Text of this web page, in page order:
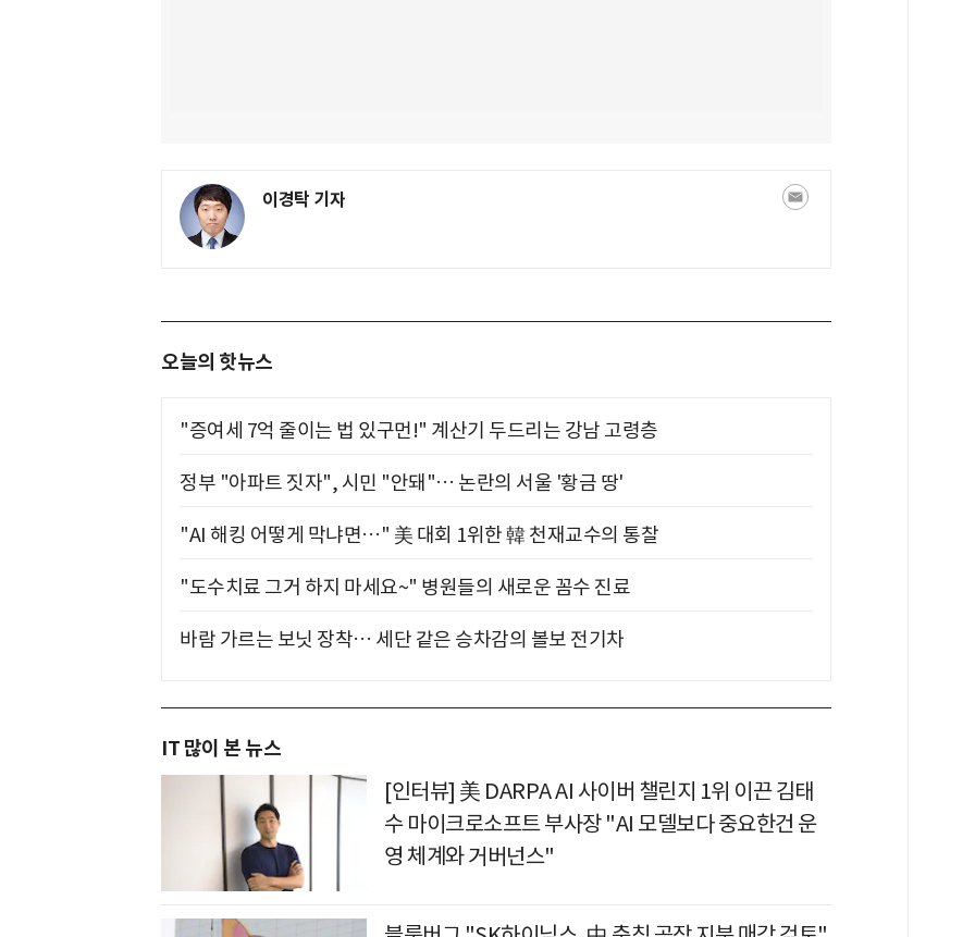
이경탁 기자
오늘의 핫뉴스
"증여세 7억 줄이는 법 있구먼!" 계산기 두드리는 강남 고령층
정부 "아파트 짓자", 시민 "안돼"… 논란의 서울 '황금 땅'
"AI 해킹 어떻게 막냐면…" 美 대회 1위한 韓 천재교수의 통찰
"도수치료 그거 하지 마세요~" 병원들의 새로운 꼼수 진료
바람 가르는 보닛 장착… 세단 같은 승차감의 볼보 전기차
IT 많이 본 뉴스
[인터뷰] 美 DARPA AI 사이버 챌린지 1위 이끈 김태
수 마이크로소프트 부사장 "AI 모델보다 중요한건 운
영 체계와 거버넌스"